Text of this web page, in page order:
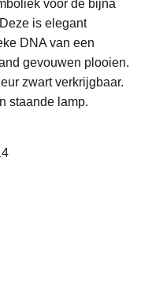
voor de bijna
is elegant
DNA van een
gevouwen plooien.
zwart verkrijgbaar.
staande lamp.